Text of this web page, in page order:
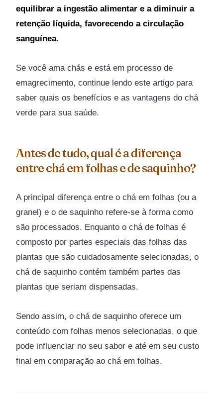
equilibrar a ingestão alimentar e a diminuir a
retenção líquida, favorecendo a circulação
sanguínea.
Se você ama chás e está em processo de
emagrecimento, continue lendo este artigo para
saber quais os benefícios e as vantagens do chá
verde para sua saúde.
Antes de tudo, qual é a diferença
entre chá em folhas e de saquinho?
A principal diferença entre o chá em folhas (ou a
granel) e o de saquinho refere-se à forma como
são processados. Enquanto o chá de folhas é
composto por partes especiais das folhas das
plantas que são cuidadosamente selecionadas, o
chá de saquinho contém também partes das
plantas que seriam dispensadas.
Sendo assim, o chá de saquinho oferece um
conteúdo com folhas menos selecionadas, o que
pode influenciar no seu sabor e até em seu custo
final em comparação ao chá em folhas.